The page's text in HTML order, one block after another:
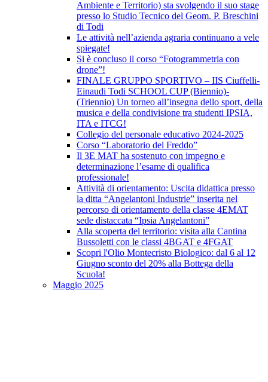
Ambiente e Territorio) sta svolgendo il suo stage
presso lo Studio Tecnico del Geom. P. Breschini
di Todi
Le attività nell’azienda agraria continuano a vele
spiegate!
Si è concluso il corso “Fotogrammetria con
drone”!
FINALE GRUPPO SPORTIVO – IIS Ciuffelli-
Einaudi Todi SCHOOL CUP (Biennio)-
(Triennio) Un torneo all’insegna dello sport, della
musica e della condivisione tra studenti IPSIA,
ITA e ITCG!
Collegio del personale educativo 2024-2025
Corso “Laboratorio del Freddo”
Il 3E MAT ha sostenuto con impegno e
determinazione l’esame di qualifica
professionale!
Attività di orientamento: Uscita didattica presso
la ditta “Angelantoni Industrie” inserita nel
percorso di orientamento della classe 4EMAT
sede distaccata “Ipsia Angelantoni”
Alla scoperta del territorio: visita alla Cantina
Bussoletti con le classi 4BGAT e 4FGAT
Scopri l'Olio Montecristo Biologico: dal 6 al 12
Giugno sconto del 20% alla Bottega della
Scuola!
Maggio 2025